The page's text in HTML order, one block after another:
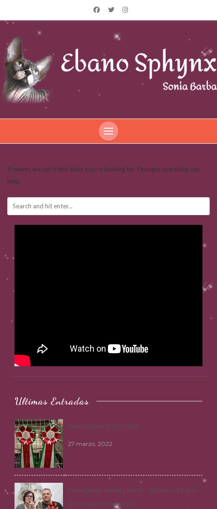
It seems we can’t find what you’re looking for. Perhaps searching can
help.
Ultimas Entradas
WorldShow 2021 ITALIA
27 marzo, 2022
Distinguise Variety Merit – Dominó Ebano-
Show Valladolid 2020